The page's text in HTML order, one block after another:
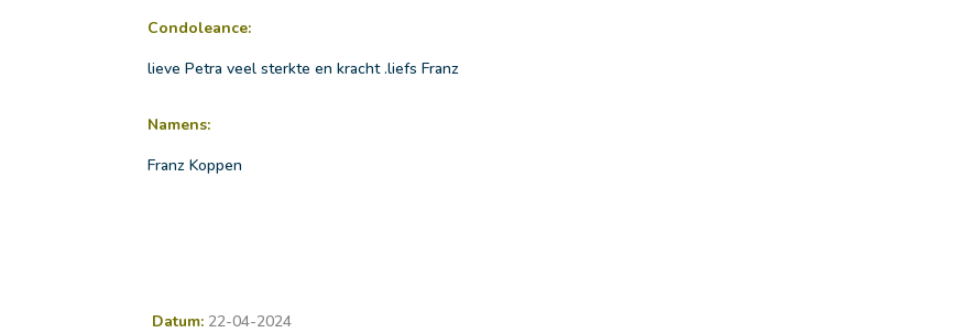
Condoleance:
lieve Petra veel sterkte en kracht .liefs Franz
Namens:
Franz Koppen
Datum: 22-04-2024